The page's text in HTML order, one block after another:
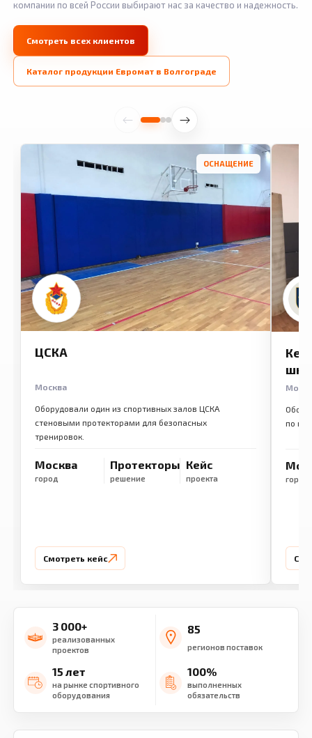
компании по всей России выбирают нас за качество и надежность.
Смотреть всех клиентов
Каталог продукции Евромат в Волгограде
ОСНАЩЕНИЕ
ЦСКА
Москва
Оборудовали один из спортивных залов ЦСКА
стеновыми протекторами для безопасных
тренировок.
Москва
город
Протекторы
решение
Кейс
проекта
Смотреть кейс
по
город
3 000+
реализованных
проектов
85
регионов поставок
15 лет
на рынке спортивного
оборудования
100%
выполненных
обязательств